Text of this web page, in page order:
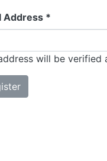
Address *
will be verified